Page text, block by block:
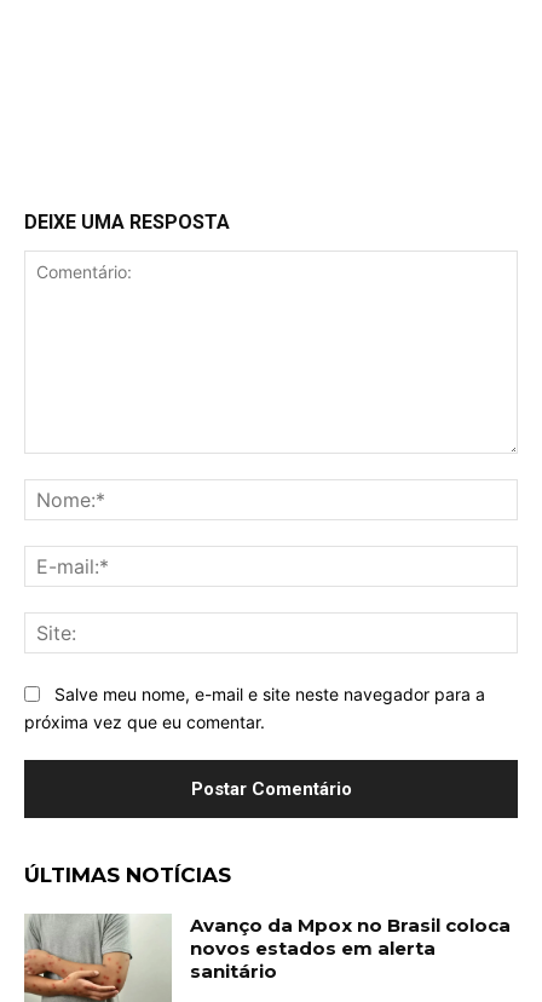
DEIXE UMA RESPOSTA
Salve meu nome, e-mail e site neste navegador para a
próxima vez que eu comentar.
ÚLTIMAS NOTÍCIAS
Avanço da Mpox no Brasil coloca
novos estados em alerta
sanitário